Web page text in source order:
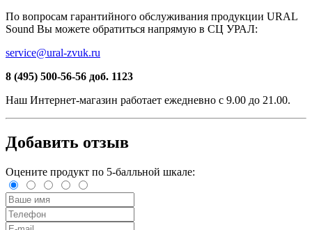
По вопросам гарантийного обслуживания продукции URAL
Sound Вы можете обратиться напрямую в СЦ УРАЛ:
service@ural-zvuk.ru
8 (495) 500-56-56 доб. 1123
Наш Интернет-магазин работает ежедневно с 9.00 до 21.00.
Добавить отзыв
Оцените продукт по 5-балльной шкале: